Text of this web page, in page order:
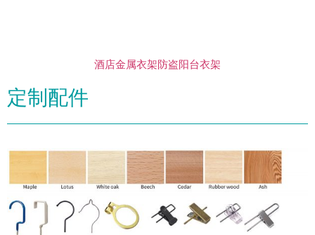
酒店金属衣架防盗阳台衣架
定制配件